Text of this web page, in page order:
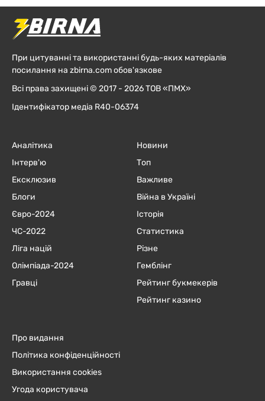
При цитуванні та використанні будь-яких матеріалів
посилання на zbirna.com обов'язкове
Всі права захищені © 2017 - 2026 ТОВ «ПМХ»
Ідентифікатор медіа R40-06374
Аналітика
Інтерв'ю
Ексклюзив
Блоги
Євро-2024
ЧC-2022
Ліга націй
Олімпіада-2024
Гравці
Новини
Топ
Важливе
Війна в Україні
Історія
Статистика
Різне
Гемблінг
Рейтинг букмекерів
Рейтинг казино
Про видання
Політика конфіденційності
Використання cookies
Угода користувача